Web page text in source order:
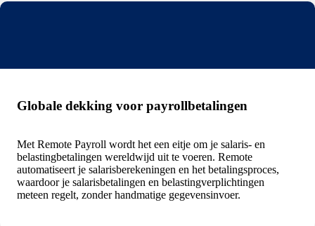
Globale dekking voor payrollbetalingen
Met Remote Payroll wordt het een eitje om je salaris- en
belastingbetalingen wereldwijd uit te voeren. Remote
automatiseert je salarisberekeningen en het betalingsproces,
waardoor je salarisbetalingen en belastingverplichtingen
meteen regelt, zonder handmatige gegevensinvoer.